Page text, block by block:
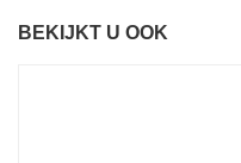
BEKIJKT U OOK